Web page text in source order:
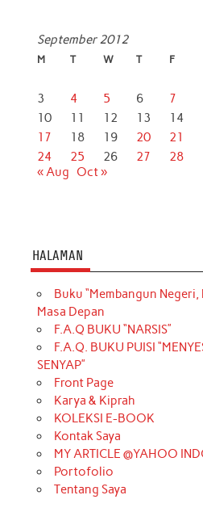
September 2012
M T W T F
3
4 5 6 7
10
11 12 13 14
17
18 19 20 21
24
25 26 27 28
« Aug
Oct »
HALAMAN
Buku “Membangun Negeri,
Masa Depan
F.A.Q BUKU “NARSIS”
F.A.Q. BUKU PUISI
SENYAP”
Front Page
Karya & Kiprah
KOLEKSI E-BOOK
Kontak Saya
MY ARTICLE @YAHOO
Portofolio
Tentang Saya